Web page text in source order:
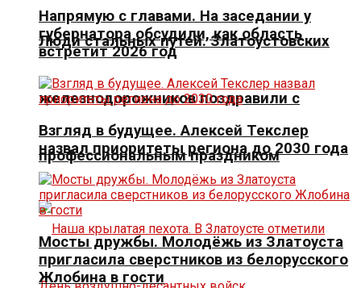
Люди стальных путей. Златоустовских
железнодорожников поздравили с
профессиональным праздником
Напрямую с главами. На заседании у
губернатора обсудили, как область
встретит 2026 год
Взгляд в будущее. Алексей Текслер
назвал приоритеты региона до 2030 года
Мосты дружбы. Молодёжь из Златоуста
пригласила сверстников из белорусского
Жлобина в гости